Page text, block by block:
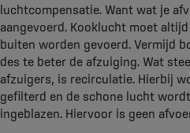
luchtcompensatie. Want wat je
aangevoerd. Kooklucht moet
buiten worden gevoerd. Vermijd
des te beter de afzuiging. Wat
afzuigers, is recirculatie. Hierbij
gefilterd en de schone lucht
ingeblazen. Hiervoor is geen